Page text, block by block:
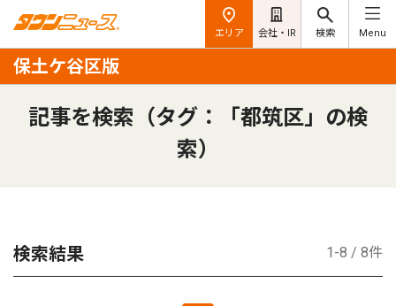
エリア 会社・IR 検索 Menu
保土ケ谷区版
記事を検索（タグ：「都筑区」の検
索）
検索結果 1-8 / 8件